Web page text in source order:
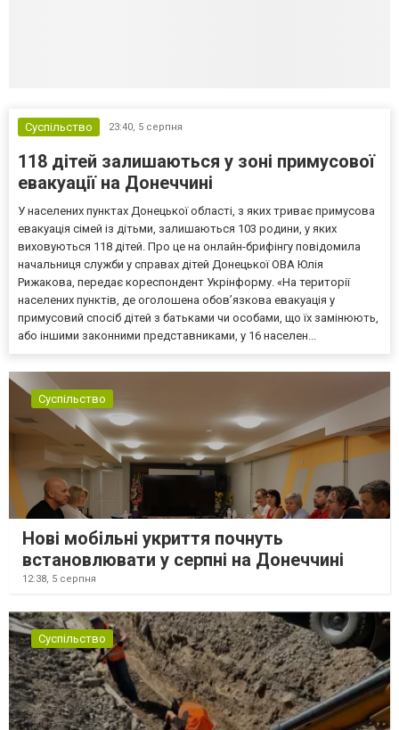
Суспільство 23:40, 5 серпня
118 дітей залишаються у зоні примусової
евакуації на Донеччині
У населених пунктах Донецької області, з яких триває примусова
евакуація сімей із дітьми, залишаються 103 родини, у яких
виховуються 118 дітей. Про це на онлайн-брифінгу повідомила
начальниця служби у справах дітей Донецької ОВА Юлія
Рижакова, передає кореспондент Укрінформу. «На території
населених пунктів, де оголошена обов’язкова евакуація у
примусовий спосіб дітей з батьками чи особами, що їх замінюють,
або іншими законними представниками, у 16 населен...
Суспільство
Нові мобільні укриття почнуть
встановлювати у серпні на Донеччині
12:38, 5 серпня
Суспільство